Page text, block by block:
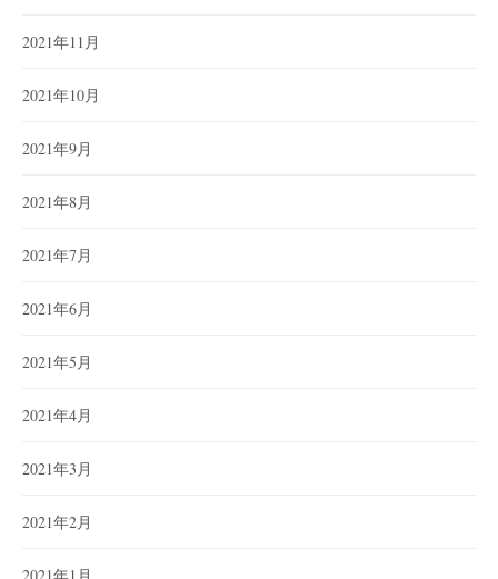
2021年11月
2021年10月
2021年9月
2021年8月
2021年7月
2021年6月
2021年5月
2021年4月
2021年3月
2021年2月